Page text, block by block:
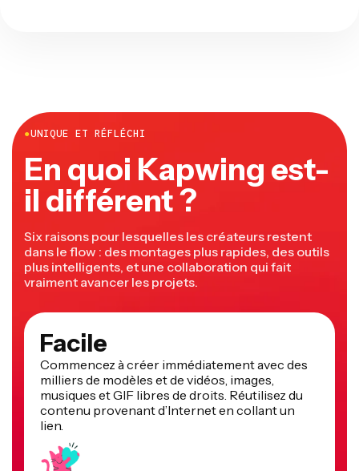
●UNIQUE ET RÉFLÉCHI
En quoi Kapwing est-
il différent ?
Six raisons pour lesquelles les créateurs restent
dans le flow : des montages plus rapides, des outils
plus intelligents, et une collaboration qui fait
vraiment avancer les projets.
Facile
Commencez à créer immédiatement avec des
milliers de modèles et de vidéos, images,
musiques et GIF libres de droits. Réutilisez du
contenu provenant d’Internet en collant un
lien.